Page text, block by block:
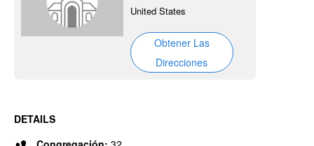
United States
Obtener Las
Direcciones
DETAILS